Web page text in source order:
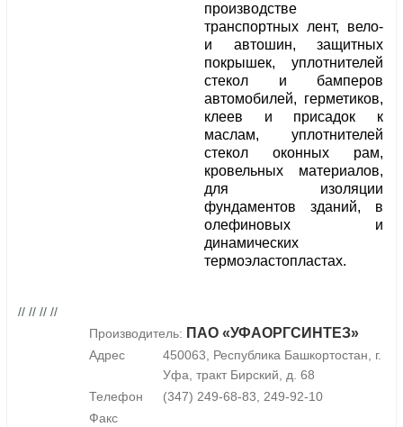
производстве
транспортных лент, вело-
и автошин, защитных
покрышек, уплотнителей
стекол и бамперов
автомобилей, герметиков,
клеев и присадок к
маслам, уплотнителей
стекол оконных рам,
кровельных материалов,
для изоляции
фундаментов зданий, в
олефиновых и
динамических
термоэластопластах.
// // // //
Производитель: ПАО «УФАОРГСИНТЕЗ»
Адрес
450063, Республика Башкортостан, г.
Уфа, тракт Бирский, д. 68
Телефон
(347) 249-68-83, 249-92-10
Факс